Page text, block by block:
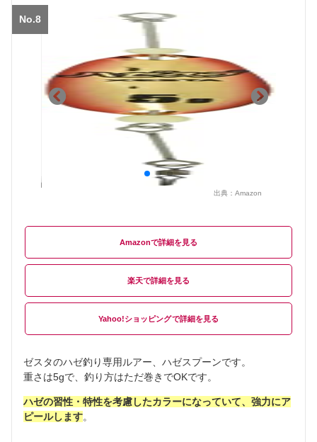
No.8
出典： Amazon
Amazon
楽天
Yahoo!ショッピング
ゼスタのハゼ釣り専用ルアー、ハゼスプーンです。
重さは5gで、釣り方はただ巻きでOKです。
ハゼの習性・特性を考慮したカラーになっていて、強力にア
ピールします。